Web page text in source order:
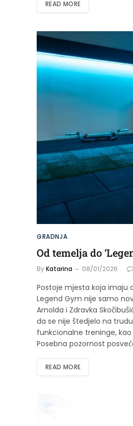
READ MORE
GRADNJA
Od temelja do
ByKatarina 08/01/2026
Postoje mjesta koja imaju
Legend Gym nije samo
Arnolda i Zdravka
da se nije štedjelo na
funkcionalne treninge,
Posebna pozornost
READ MORE